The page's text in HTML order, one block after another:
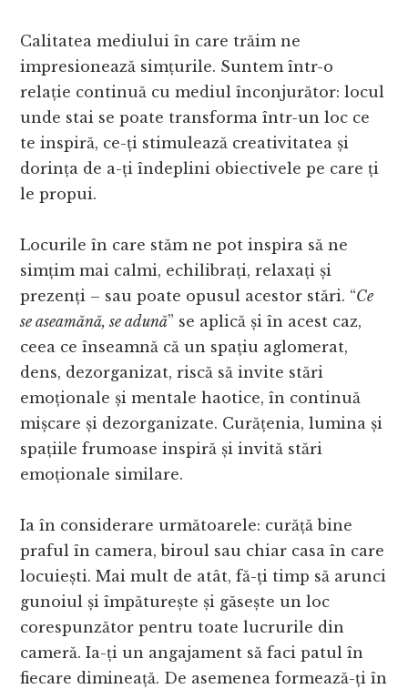
Calitatea mediului în care trăim ne
impresionează simțurile. Suntem într-o
relație continuă cu mediul înconjurător: locul
unde stai se poate transforma într-un loc ce
te inspiră, ce-ți stimulează creativitatea și
dorința de a-ți îndeplini obiectivele pe care ți
le propui.
Locurile în care stăm ne pot inspira să ne
simțim mai calmi, echilibrați, relaxați și
prezenți – sau poate opusul acestor stări. “Ce
se aseamănă, se adună” se aplică și în acest caz,
ceea ce înseamnă că un spațiu aglomerat,
dens, dezorganizat, riscă să invite stări
emoționale și mentale haotice, în continuă
mișcare și dezorganizate. Curățenia, lumina și
spațiile frumoase inspiră și invită stări
emoționale similare.
Ia în considerare următoarele: curăță bine
praful în camera, biroul sau chiar casa în care
locuiești. Mai mult de atât, fă-ți timp să arunci
gunoiul și împăturește și găsește un loc
corespunzător pentru toate lucrurile din
cameră. Ia-ți un angajament să faci patul în
fiecare dimineață. De asemenea formează-ți în